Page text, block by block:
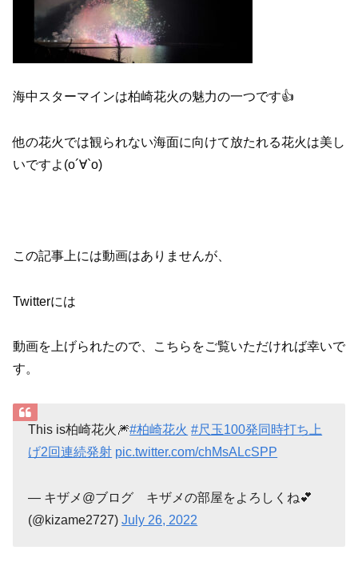
海中スターマインは柏崎花火の魅力の一つです👍
他の花火では観られない海面に向けて放たれる花火は美し
いですよ(о´∀`о)
この記事上には動画はありませんが、
Twitterには
動画を上げられたので、こちらをご覧いただければ幸いで
す。
This is柏崎花火🎆#柏崎花火 #尺玉100発同時打ち上
げ2回連続発射 pic.twitter.com/chMsALcSPP
— キザメ@ブログ キザメの部屋をよろしくね💕
(@kizame2727)July 26, 2022